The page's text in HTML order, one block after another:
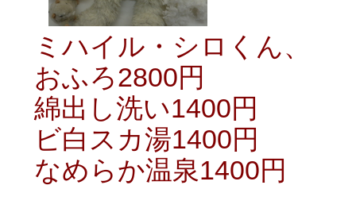
ミハイル・シロくん、
おふろ2800円
綿出し洗い1400円
ビ白スカ湯1400円
なめらか温泉1400円